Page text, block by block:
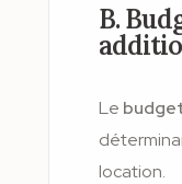
B.
Le
location.